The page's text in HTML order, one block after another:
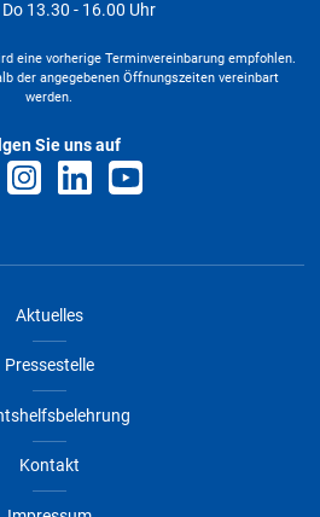
13.30 - 16.00 Uhr
eine vorherige Terminvereinbarung empfohlen.
der angegebenen Öffnungszeiten vereinbart
werden.
Sie uns auf
Aktuelles
Pressestelle
Kontakt